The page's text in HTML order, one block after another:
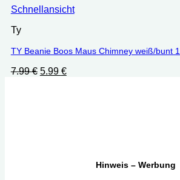
Schnellansicht
Ty
TY Beanie Boos Maus Chimney weiß/bunt
7.99€ Ursprünglicher
5.99 €Aktueller
Hinweis – Werbung